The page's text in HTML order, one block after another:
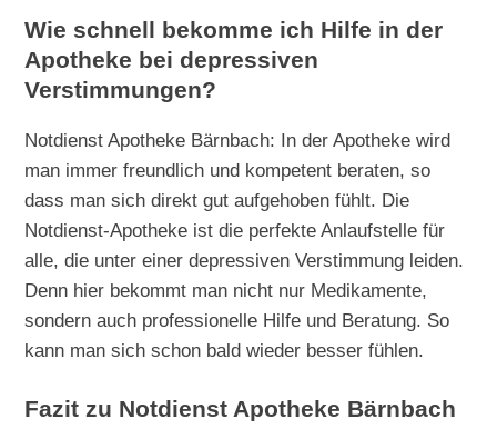
Wie schnell bekomme ich Hilfe in der
Apotheke bei depressiven
Verstimmungen?
Notdienst Apotheke Bärnbach: In der Apotheke wird
man immer freundlich und kompetent beraten, so
dass man sich direkt gut aufgehoben fühlt. Die
Notdienst-Apotheke ist die perfekte Anlaufstelle für
alle, die unter einer depressiven Verstimmung leiden.
Denn hier bekommt man nicht nur Medikamente,
sondern auch professionelle Hilfe und Beratung. So
kann man sich schon bald wieder besser fühlen.
Fazit zu Notdienst Apotheke Bärnbach